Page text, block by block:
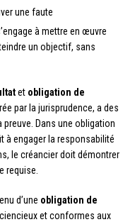
une faute
à mettre en œuvre
un objectif, sans
et obligation de
par la jurisprudence, a des
Dans une obligation
à engager la responsabilité
le créancier doit démontrer
requise.
d’une obligation de
et conformes aux